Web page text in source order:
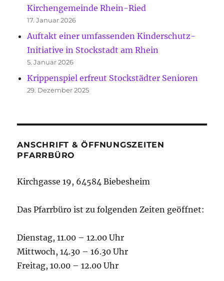
Kirchengemeinde Rhein-Ried
17. Januar 2026
Auftakt einer umfassenden Kinderschutz-
Initiative in Stockstadt am Rhein
5. Januar 2026
Krippenspiel erfreut Stockstädter Senioren
29. Dezember 2025
ANSCHRIFT & ÖFFNUNGSZEITEN
PFARRBÜRO
Kirchgasse 19, 64584 Biebesheim
Das Pfarrbüro ist zu folgenden Zeiten geöffnet:
Dienstag, 11.00 – 12.00 Uhr
Mittwoch, 14.30 – 16.30 Uhr
Freitag, 10.00 – 12.00 Uhr